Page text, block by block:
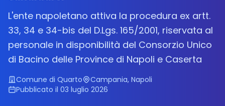
L'ente napoletano attiva la procedura ex artt.
33, 34 e 34-bis del D.Lgs. 165/2001, riservata al
personale in disponibilità del Consorzio Unico
di Bacino delle Province di Napoli e Caserta
Comune di Quarto
Campania, Napoli
Pubblicato il 03 luglio 2026